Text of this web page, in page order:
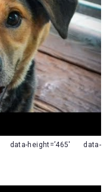
height=’465′ data-